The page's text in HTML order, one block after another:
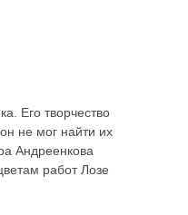
Его творчество
не мог найти их
Андреенкова
работ Лозе